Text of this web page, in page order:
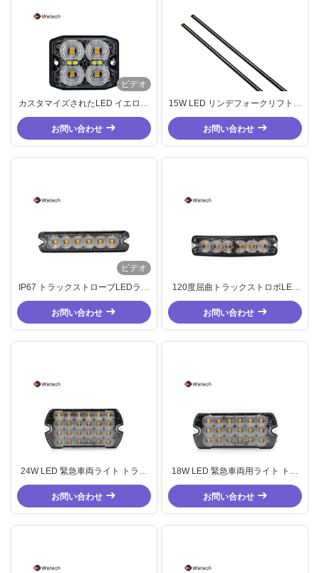
ビデオ
カスタマイズされたLED イエロー
ストローブライト トラックの12W
緊急ストローブライト
お問い合わせ
15W LED リンデフォークリフトラ
イト 白と赤色
お問い合わせ
ビデオ
IP67 トラックストローブLEDライ
ト 18W LED 機能点滅パターンの
緊急車両ライト
お問い合わせ
120度屈曲トラックストロボLED
ライト 18W LED緊急車両ライト
お問い合わせ
24W LED 緊急車両ライト トラッ
ク ストローブ LED ライト
お問い合わせ
18W LED 緊急車両用ライト トラ
ック ストロボ LED ライト
お問い合わせ